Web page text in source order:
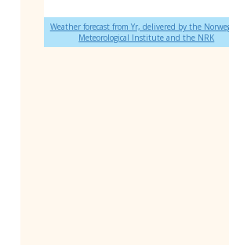
Weather forecast from Yr, delivered by the
Meteorological Institute and the NRK